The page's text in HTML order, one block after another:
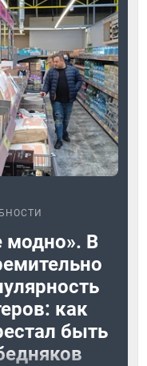
модно». В
как
быть